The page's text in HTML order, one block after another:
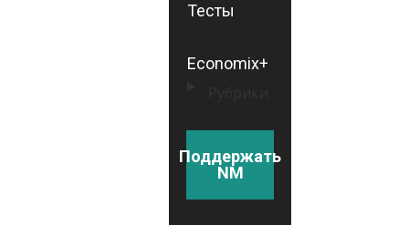
Тесты
Economix+
Поддержать
NM